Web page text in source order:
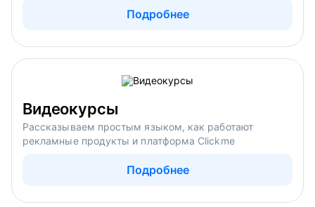
Подробнее
Видеокурсы
Рассказываем простым языком, как работают
рекламные продукты и платформа Clickme
Подробнее